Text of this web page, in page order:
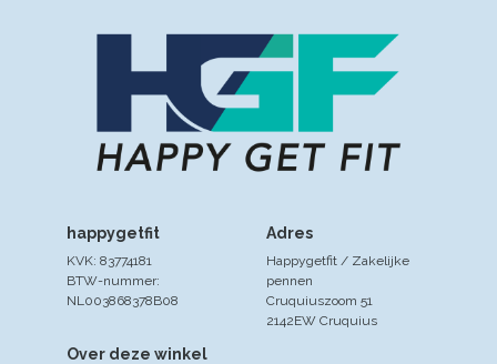
Over deze winkel
Adres
Happygetfit / Zakelijke
pennen
Cruquiuszoom 51
2142EW Cruquius
happygetfit
KVK: 83774181
BTW-nummer:
NL003868378B08